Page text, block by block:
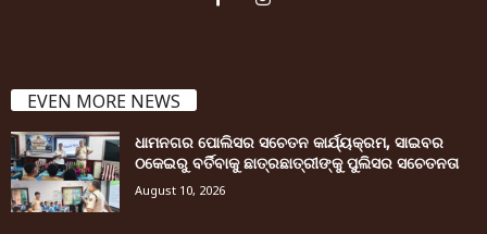
EVEN MORE NEWS
ଧାମନଗର ପୋଲିସର ସଚେତନ କାର୍ଯ୍ୟକ୍ରମ, ସାଇବର
ଠକେଇରୁ ବର୍ତିବାକୁ ଛାତ୍ରଛାତ୍ରୀଙ୍କୁ ପୁଲିସର ସଚେତନତା
August 10, 2026